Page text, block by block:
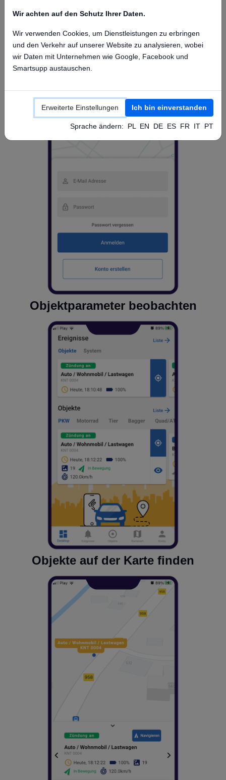
Zugriff über die App
Objektparameter beobachten
Objekte auf der Karte finden
Wir achten auf den Schutz Ihrer Daten.
Wir verwenden Cookies, um Dienstleistungen zu erbringen
und den Verkehr auf unserer Website zu analysieren, wobei
wir Daten mit Unternehmen wie Google, Facebook und
Smartsupp austauschen.
Erweiterte Einstellungen Ich bin einverstanden
Sprache ändern: PL EN DE ES FR IT PT